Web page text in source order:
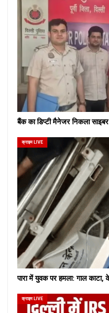
बैंक का डिप्टी मैनेजर निकला
क्राइम LIVE
पारा में युवक पर हमला: गाल काटा,
क्राइम LIVE